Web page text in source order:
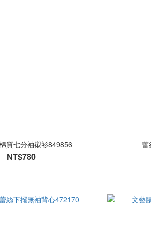
質七分袖襯衫849856
NT$780
蕾